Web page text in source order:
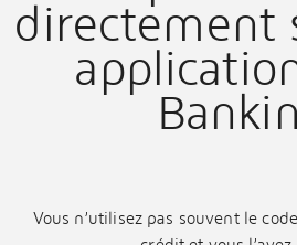
directement
Vous n’utilisez pas souvent le